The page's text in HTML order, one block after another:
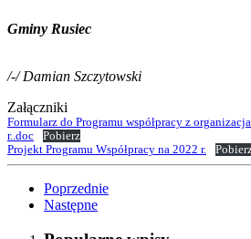
Gminy Rusiec
/-/ Damian Szczytowski
Załączniki
Formularz do Programu współpracy z
r..doc
Pobierz
Projekt Programu Współpracy na 2022 r.
Poprzednie
Następne